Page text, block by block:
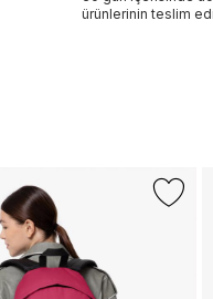
ürünlerinin teslim